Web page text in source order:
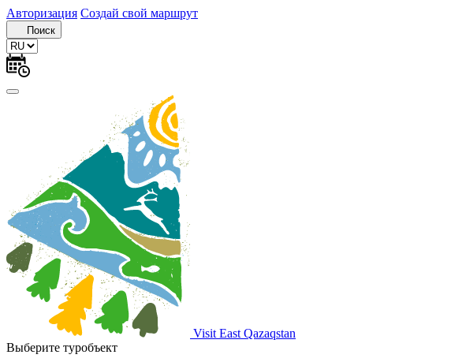
Авторизация Создай свой маршрут
Поиск
Visit East Qazaqstan
Выберите туробъект